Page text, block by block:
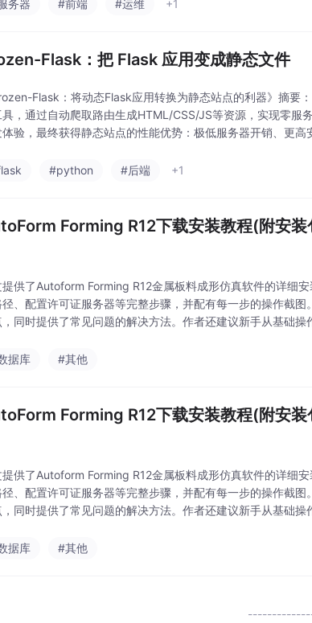
务器
#前端 #运维 +1
Flask：把 Flask 应用变成静态文件
Flask：将动态Flask应用转换为静态站点的利器》摘
具，通过自动爬取路由生成HTML/CSS/JS等资源，实现零
体验，最终获得静态站点的性能优势：极低服务器开销、更
#python #后端 +1
Forming R12下载安装教程(附安
提供了Autoform Forming R12金属板料成形仿真软件的详细
径、配置许可证服务器等完整步骤，并配有每一步的操作截
，同时提供了常见问题的解决方法。作者还建议新手从基础
据库
#其他
Forming R12下载安装教程(附安
提供了Autoform Forming R12金属板料成形仿真软件的详细
径、配置许可证服务器等完整步骤，并配有每一步的操作截
，同时提供了常见问题的解决方法。作者还建议新手从基础
据库
#其他